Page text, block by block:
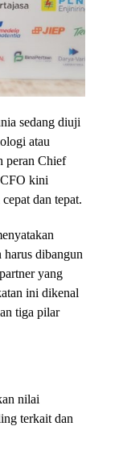
sedang diuji
atau
peran Chief
kini
dan tepat.
dibangun
yang
ini dikenal
tiga pilar
nilai
terkait dan